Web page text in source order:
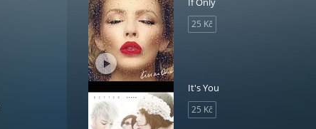
25 Kč
It's You
25 Kč